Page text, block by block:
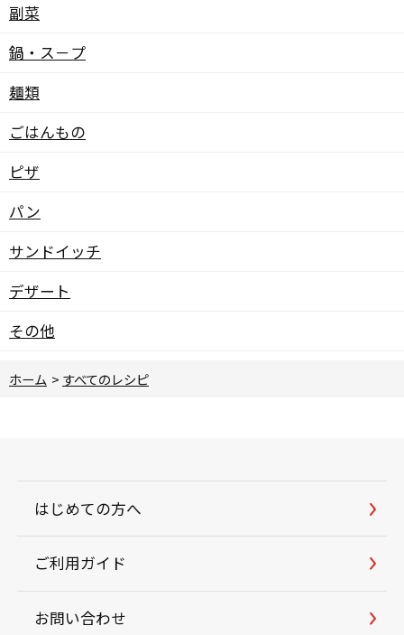
副菜
鍋・ス－プ
麺類
ごはんもの
ピザ
パン
サンドイッチ
デザート
その他
ホーム > すべてのレシピ
はじめての方へ
ご利用ガイド
お問い合わせ